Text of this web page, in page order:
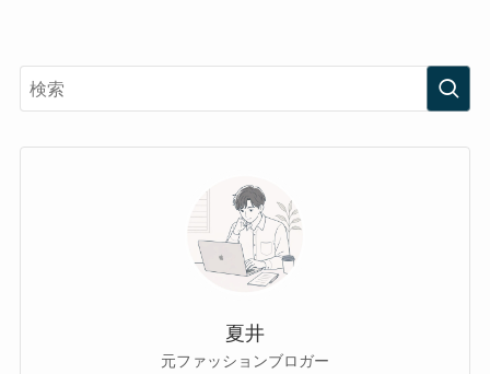
夏井
元ファッションブロガー